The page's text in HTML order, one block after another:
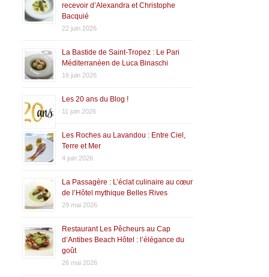
recevoir d’Alexandra et Christophe
Bacquié
22 juin 2026
La Bastide de Saint-Tropez : Le Pari
Méditerranéen de Luca Binaschi
16 juin 2026
Les 20 ans du Blog !
11 juin 2026
Les Roches au Lavandou : Entre Ciel,
Terre et Mer
4 juin 2026
La Passagère : L’éclat culinaire au cœur
de l’Hôtel mythique Belles Rives
29 mai 2026
Restaurant Les Pêcheurs au Cap
d’Antibes Beach Hôtel : l’élégance du
goût
26 mai 2026